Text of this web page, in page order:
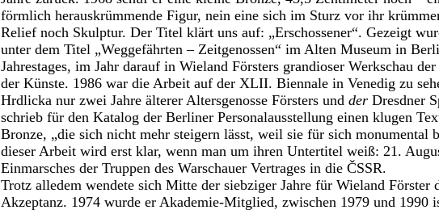
förmlich herauskrümmende Figur, nein eine sich im Sturz vor ihr
Relief noch Skulptur. Der Titel klärt uns auf: „Erschossener“. Gezeigt
unter dem Titel „Weggefährten – Zeitgenossen“ im Alten Museum in
Jahrestages, im Jahr darauf in Wieland Försters grandioser Werkschau
der Künste. 1986 war die Arbeit auf der XLII. Biennale in Venedig zu
Hrdlicka nur zwei Jahre älterer Altersgenosse Försters und der Dresdner
schrieb für den Katalog der Berliner Personalausstellung einen klugen
Bronze, „die sich nicht mehr steigern lässt, weil sie für sich monumental
dieser Arbeit wird erst klar, wenn man um ihren Untertitel weiß: 21.
Einmarsches der Truppen des Warschauer Vertrages in die ČSSR.
Trotz alledem wendete sich Mitte der siebziger Jahre für Wieland Förster
Akzeptanz. 1974 wurde er Akademie-Mitglied, zwischen 1979 und 1990